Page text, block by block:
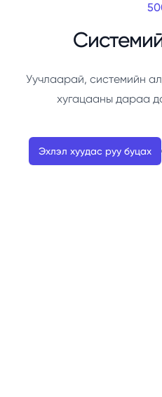
Уучлаарай, системийн
хугацааны дараа
Эхлэл хуудас руу буцах